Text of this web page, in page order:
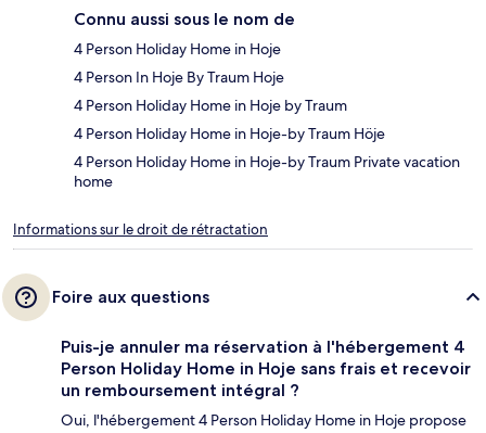
Connu aussi sous le nom de
4 Person Holiday Home in Hoje
4 Person In Hoje By Traum Hoje
4 Person Holiday Home in Hoje by Traum
4 Person Holiday Home in Hoje-by Traum Höje
4 Person Holiday Home in Hoje-by Traum Private vacation
home
Informations sur le droit de rétractation
Foire aux questions
Puis-je annuler ma réservation à l'hébergement 4
Person Holiday Home in Hoje sans frais et recevoir
un remboursement intégral ?
Oui, l'hébergement 4 Person Holiday Home in Hoje propose